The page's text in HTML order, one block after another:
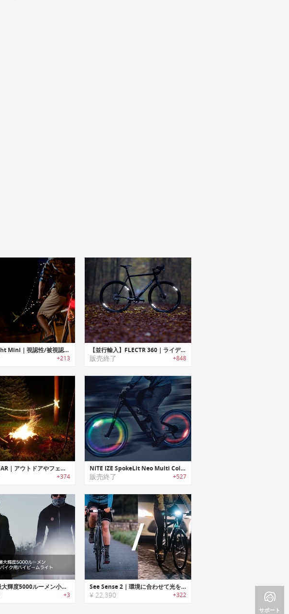
PowerLight Mini｜視認性/被視認性を高めるバイク用USB充電式ライト「パワーライトミニ」
+213
【並行輸入】FLECTR 360｜ライディングに影響を与えないバイク用360°リフレクター「フレクター360」
販売終了 +848
REVEL GEAR｜アウトドアやフェスに最適なポータブルLEDロープライト「レベルギア」
+374
NITE IZE SpokeLit Neo Multi Color｜車輪のスポークに挟み込むLED「スポークリットネオマルチカラー」
販売終了 +527
Focus｜最大輝度5000ルーメン小型バイク用ハイビームライト「フォーカス」
+3
See Sense 2｜環境に合わせて光を調整するスマートバイクライト「シーセンス ビーム＆アイコン2」
¥ 22,390 +322
サポート